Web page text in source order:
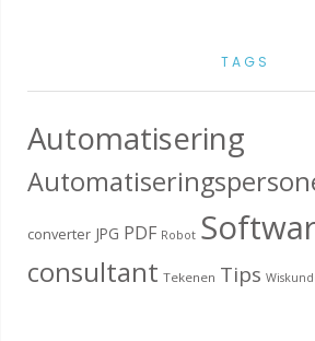
TAGS
Automatisering
converter JPG PDF Robot
consultant Tekenen Tips